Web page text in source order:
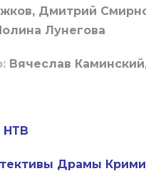
Дмитрий
Лунегова
Вячеслав
НТВ
Драмы